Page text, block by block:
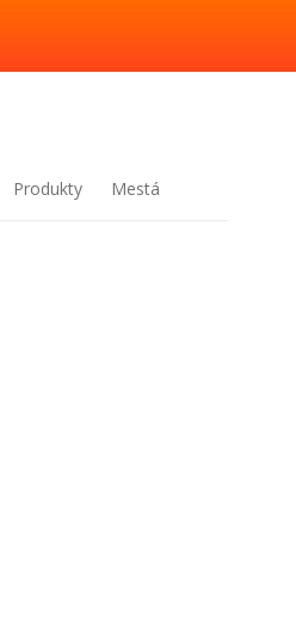
Produkty Mestá